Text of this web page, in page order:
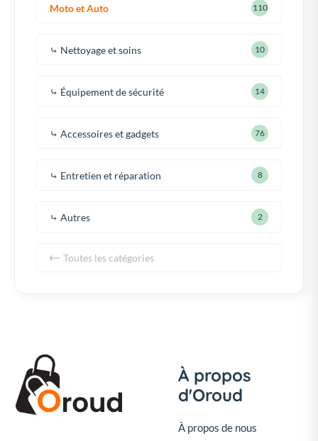
Moto et Auto 110
⤷ Nettoyage et soins 10
⤷ Équipement de sécurité 14
⤷ Accessoires et gadgets 76
⤷ Entretien et réparation 8
⤷ Autres 2
Toutes les catégories
À propos
d'Oroud
À propos de nous